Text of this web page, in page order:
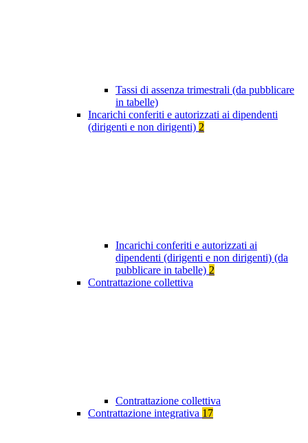
Tassi di assenza trimestrali (da pubblicare
in tabelle)
Incarichi conferiti e autorizzati ai dipendenti
(dirigenti e non dirigenti) 2
Incarichi conferiti e autorizzati ai
dipendenti (dirigenti e non dirigenti) (da
pubblicare in tabelle) 2
Contrattazione collettiva
Contrattazione collettiva
Contrattazione integrativa 17